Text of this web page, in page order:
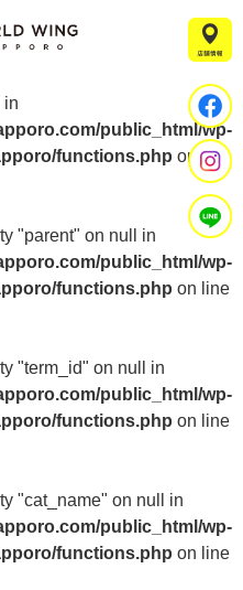
in
public_html/wp-
functions.php on line
"parent" on null in
public_html/wp-
functions.php on line
"term_id" on null in
public_html/wp-
functions.php on line
"cat_name" on null in
public_html/wp-
functions.php on line